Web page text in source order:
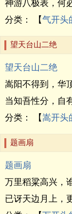
神游八极表，何
分类： 【气开头
望天台山二绝
望天台山二绝
嵩阳不得到，华
当知吾性分，自
分类： 【嵩开头
题画扇
题画扇
万里稻粱高兴，
已讶天边月上，